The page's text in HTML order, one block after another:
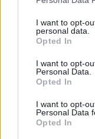
I want to opt-
personal data.
Opted In
I want to opt-
Personal Data.
Opted In
I want to opt-
Personal Data
Opted In